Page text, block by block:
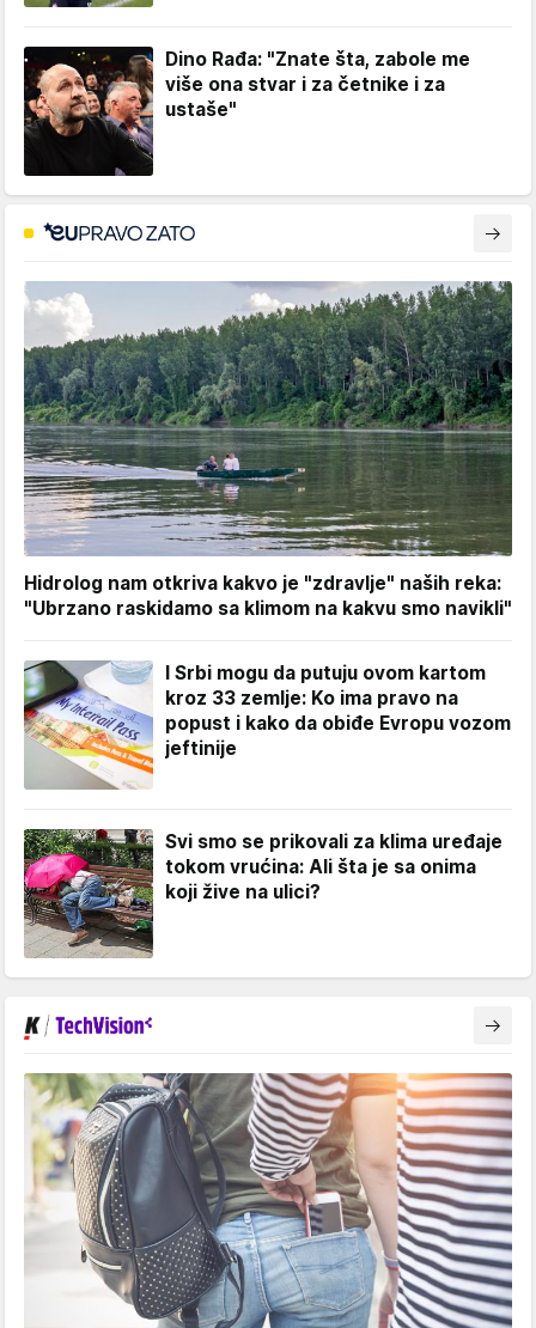
Dino Rađa: "Znate šta, zabole me
više ona stvar i za četnike i za
ustaše"
Hidrolog nam otkriva kakvo je "zdravlje" naših reka:
"Ubrzano raskidamo sa klimom na kakvu smo navikli"
I Srbi mogu da putuju ovom kartom
kroz 33 zemlje: Ko ima pravo na
popust i kako da obiđe Evropu vozom
jeftinije
Svi smo se prikovali za klima uređaje
tokom vrućina: Ali šta je sa onima
koji žive na ulici?